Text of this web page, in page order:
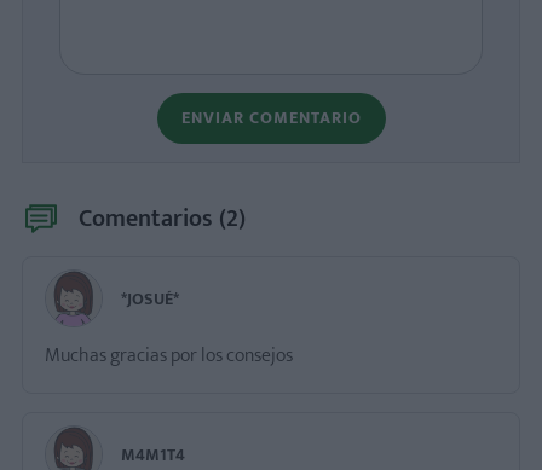
ENVIAR COMENTARIO
Comentarios (2)
*JOSUÉ*
Muchas gracias por los consejos
M4M1T4